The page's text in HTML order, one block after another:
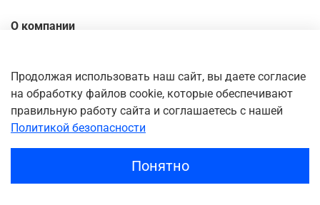
О компании
Доставка
Оплата
Личный кабинет
Продолжая использовать наш сайт, вы даете согласие
на обработку файлов cookie, которые обеспечивают
правильную работу сайта и соглашаетесь с нашей
Политикой безопасности
Понятно